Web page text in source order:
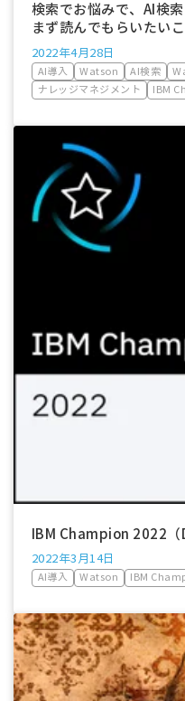
検索でお悩みで、AI検
まず読んでもらいたい
2022年4月28日
AI導入 Watson AI検索
ナレッジマネジメント
IBM
IBM Champion 2022（
2022年3月14日
AI導入 Watson IBM